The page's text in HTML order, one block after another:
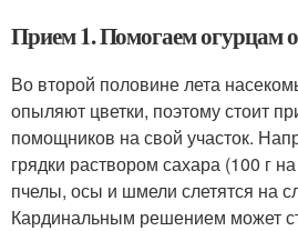
Прием 1. Помогаем огурцам
Во второй половине лета
опыляют цветки, поэтому стоит
помощников на свой участок.
грядки раствором сахара (100 г
пчелы, осы и шмели слетятся на
Кардинальным решением может